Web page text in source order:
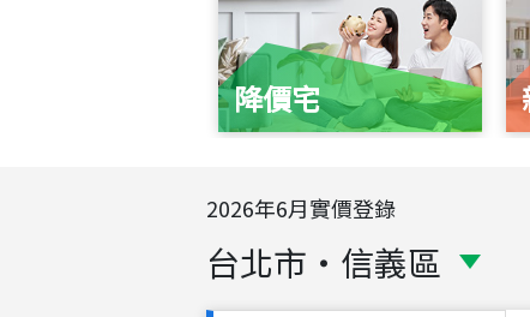
降價宅
2026年6月實價登錄
台北市 ・ 信義區